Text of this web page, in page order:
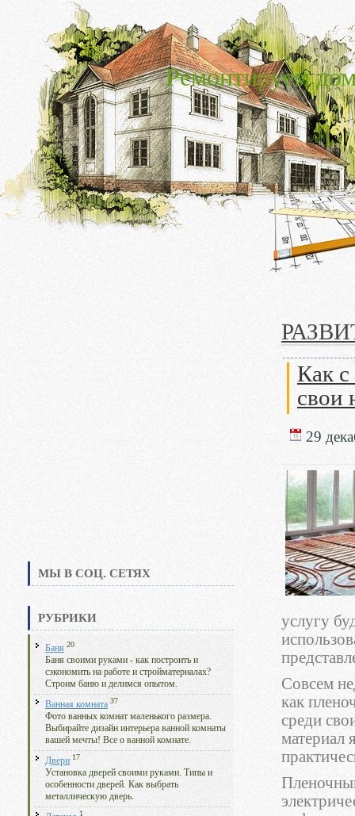
Ремонтируем
МЫ В СОЦ. СЕТЯХ
РУБРИКИ
Баня 20
Баня своими руками - как построить и
сэкономить на работе и стройматериалах?
Строим баню и делимся опытом.
Ванная комната 37
Фото ванных комнат маленького размера.
Выбирайте дизайн интерьера ванной комнаты
вашей мечты! Все о ванной комнате.
Двери 17
Установка дверей своими руками. Типы и
особенности дверей. Как выбрать
металлическую дверь.
1
Как
свои
29
услугу
Совсем
как
среди
материал